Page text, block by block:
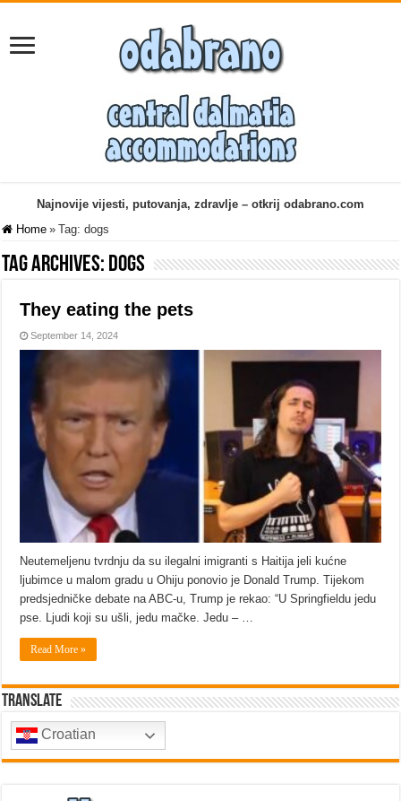
Najnovije vijesti, putovanja, zdravlje – otkrij odabrano.com
Home » Tag:dogs
Tag Archives: dogs
They eating the pets
September 14, 2024
Neutemeljenu tvrdnju da su ilegalni imigranti s Haitija jeli kućne
ljubimce u malom gradu u Ohiju ponovio je Donald Trump. Tijekom
predsjedničke debate na ABC-u, Trump je rekao: “U Springfieldu jedu
pse. Ljudi koji su ušli, jedu mačke. Jedu – …
Read More »
Translate
Croatian